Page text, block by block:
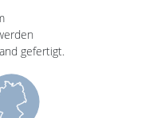
gefertigt.